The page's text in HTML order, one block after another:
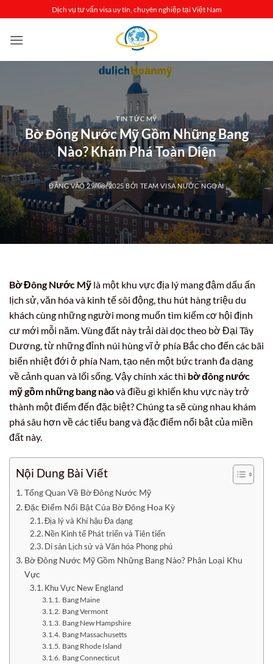
qua
nội
Dịch vụ tư vấn visa uy tín, chuyên nghiệp tại Việt Nam
TIN TỨC MỸ
Bờ Đông Nước Mỹ Gồm Những Bang
Nào? Khám Phá Toàn Diện
ĐĂNG VÀO29/08/2025 BỞI TEAM VISA NƯỚC NGOÀI
Bờ Đông Nước Mỹ là một khu vực địa lý mang đậm dấu ấn
lịch sử, văn hóa và kinh tế sôi động, thu hút hàng triệu du
khách cùng những người mong muốn tìm kiếm cơ hội định
cư mới mỗi năm. Vùng đất này trải dài dọc theo bờ Đại Tây
Dương, từ những đỉnh núi hùng vĩ ở phía Bắc cho đến các bãi
biển nhiệt đới ở phía Nam, tạo nên một bức tranh đa dạng
về cảnh quan và lối sống. Vậy chính xác thì bờ đông nước
mỹ gồm những bang nàovà điều gì khiến khu vực này trở
thành một điểm đến đặc biệt? Chúng ta sẽ cùng nhau khám
phá sâu hơn về các tiểu bang và đặc điểm nổi bật của miền
đất này.
Nội Dung Bài Viết
Tổng Quan Về Bờ Đông Nước Mỹ
Đặc Điểm Nổi Bật Của Bờ Đông Hoa Kỳ
Địa lý và Khí hậu Đa dạng
Nền Kinh tế Phát triển và Tiên tiến
Di sản Lịch sử và Văn hóa Phong phú
Bờ Đông Nước Mỹ Gồm Những Bang Nào? Phân Loại Khu
Vực
Khu Vực New England
Bang Maine
Bang Vermont
Bang New Hampshire
Bang Massachusetts
Bang Rhode Island
Bang Connecticut